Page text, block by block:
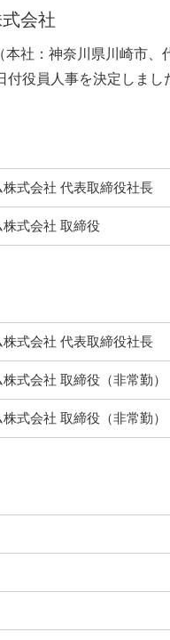
会社
本社：神奈川県川崎市
役員人事を決定しまし
式会社 代表取締役社長
式会社 取締役
式会社 代表取締役社長
式会社 取締役（非常勤）
式会社 取締役（非常勤）